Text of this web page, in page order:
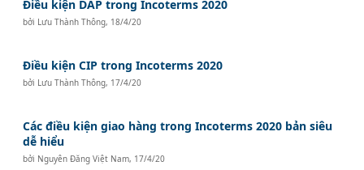
Điều kiện DAP trong Incoterms 2020
bởi Lưu Thành Thông, 18/4/20
Điều kiện CIP trong Incoterms 2020
bởi Lưu Thành Thông, 17/4/20
Các điều kiện giao hàng trong Incoterms 2020 bản siêu
dễ hiểu
bởi Nguyên Đăng Việt Nam, 17/4/20